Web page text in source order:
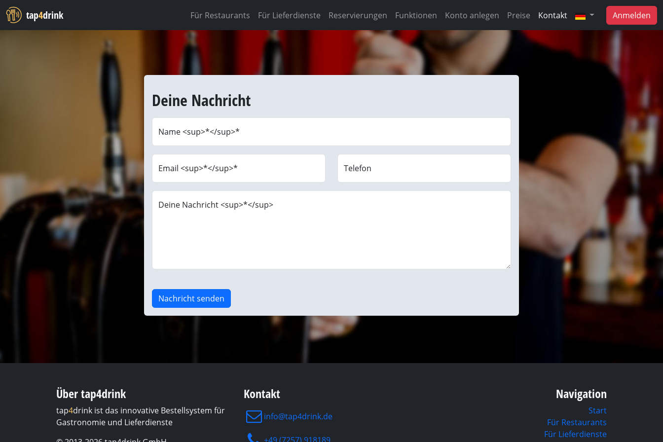
tap4drink Für Restaurants Für Lieferdienste Reservierungen Funktionen Konto anlegen Preise Kontakt Anmelden
Deine Nachricht
Name <sup>*</sup>*
Email <sup>*</sup>* Telefon
Deine Nachricht <sup>*</sup>
Nachricht senden
Über tap4drink
tap4drink ist das innovative Bestellsystem für
Gastronomie und Lieferdienste
Kontakt
info@tap4drink.de
Navigation
Start
Für Restaurants
Für Lieferdienste